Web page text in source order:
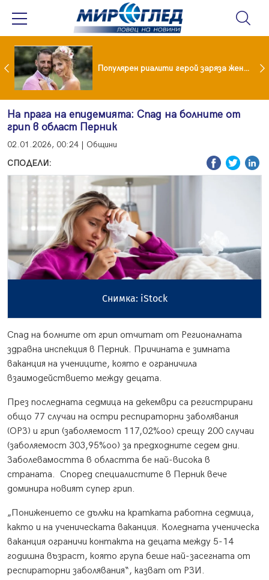
Водата от чешмата често е по-добра от бутилираната Популярен риалити герой заряза жена си заради друга
На прага на епидемията: Спад на болните от
грип в област Перник
02.01.2026, 00:24 | Общини
СПОДЕЛИ:
Снимка: iStock
Спад на болните от грип отчитат от Регионалната
здравна инспекция в Перник. Причината е зимната
ваканция на учениците, която е ограничила
взаимодействието между децата.
През последната седмица на декември са регистрирани
общо 77 случаи на остри респираторни заболявания
(ОРЗ) и грип (заболяемост 117,02%оо) срещу 200 случаи
(заболяемост 303,95%оо) за предходните седем дни.
Заболевамостта в областта бе най-висока в
страната. Според специалистите в Перник вече
доминира новият супер грип.
„Понижението се дължи на кратката работна седмица,
както и на ученическата ваканция. Коледната ученическа
ваканция ограничи контакта на децата между 5-14
годишна възраст, която група беше най-засегната от
респираторни заболявания“, казват от РЗИ.